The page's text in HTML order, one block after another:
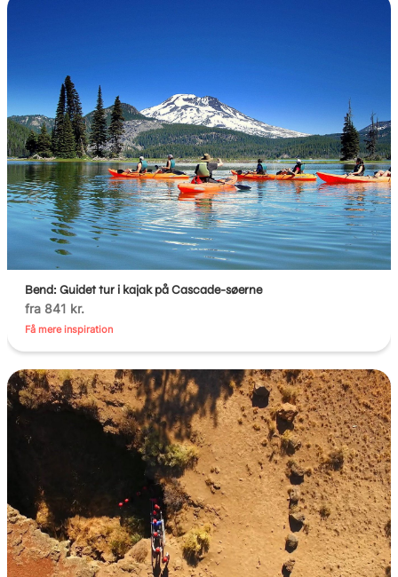
Bend: Guidet tur i kajak på Cascade-søerne
fra 841 kr.
Få mere inspiration